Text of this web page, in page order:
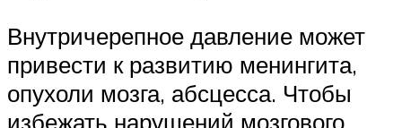
Внутричерепное давление может
привести к развитию менингита,
опухоли мозга, абсцесса. Чтобы
избежать нарушений мозгового